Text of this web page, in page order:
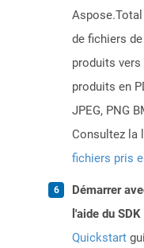
de fichiers
produits vers
produits en
JPEG, PNG
Consultez la
fichiers pris
Démarrer
l'aide du
Quickstart